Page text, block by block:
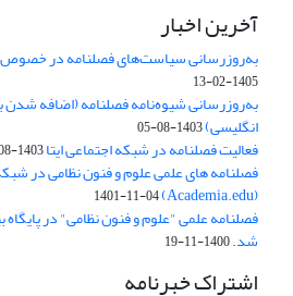
آخرین اخبار
به‌روزرسانی سیاست‌های فصلنامه در
1405-02-13
به‌روزرسانی شیوه‌نامه فصلنامه (اضافه
انگلیسی)1403-08-05
فعالیت فصلنامه در شبکه اجتماعی ایتا1403-08-04
فصلنامه های علمی علوم و فنون نظامی در
(Academia.edu)
1401-11-04
شد.1400-11-19
اشتراک خبرنامه